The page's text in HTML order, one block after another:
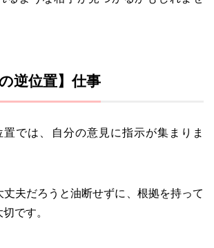
逆位置】仕事
置では、自分の意見に指示が集まりま
丈夫だろうと油断せずに、根拠を持って
です。